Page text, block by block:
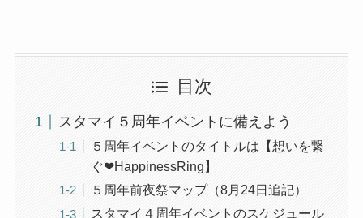
目次
スタマイ５周年イベントに備えよう
５周年イベントのタイトルは【想いを繋
ぐ❤︎HappinessRing】
５周年前夜祭マップ（8月24日追記）
スタマイ４周年イベントのスケジュール